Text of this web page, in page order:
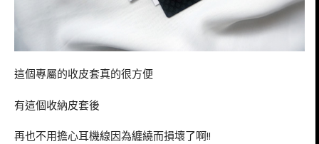
這個專屬的收皮套真的很方便
有這個收納皮套後
再也不用擔心耳機線因為纏繞而損壞了啊!!